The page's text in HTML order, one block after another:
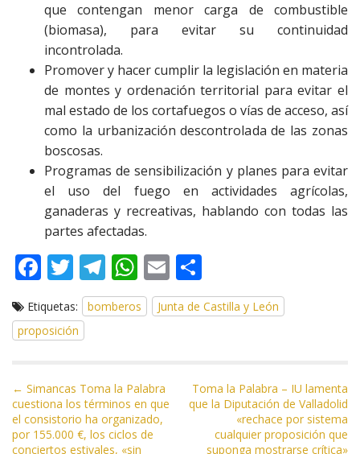
que contengan menor carga de combustible
(biomasa), para evitar su continuidad
incontrolada.
Promover y hacer cumplir la legislación en materia
de montes y ordenación territorial para evitar el
mal estado de los cortafuegos o vías de acceso, así
como la urbanización descontrolada de las zonas
boscosas.
Programas de sensibilización y planes para evitar
el uso del fuego en actividades agrícolas,
ganaderas y recreativas, hablando con todas las
partes afectadas.
F
e
b
o
k
T
w
itt
er
T
el
e
m
W
h
at
p
p
E
m
ai
o
m
ti
Etiquetas: bomberos
Junta de Castilla y León
proposición
N
a
v
← Simancas Toma la Palabra
cuestiona los términos en que
el consistorio ha organizado,
por 155.000 €, los ciclos de
conciertos estivales, «sin
Toma la Palabra – IU lamenta
que la Diputación de Valladolid
«rechace por sistema
cualquier proposición que
suponga mostrarse crítica»